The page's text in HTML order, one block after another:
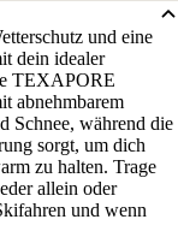
und eine
dein idealer
TEXAPORE
abnehmbarem
Schnee, während die
sorgt, um dich
zu halten. Trage
allein oder
und wenn